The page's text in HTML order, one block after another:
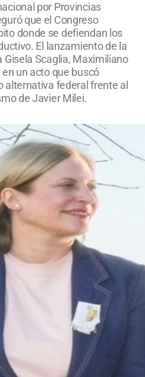
por Provincias
que el Congreso
donde se defiendan los
El lanzamiento de la
Gisela Scaglia, Maximiliano
un acto que buscó
alternativa federal frente al
de Javier Milei.